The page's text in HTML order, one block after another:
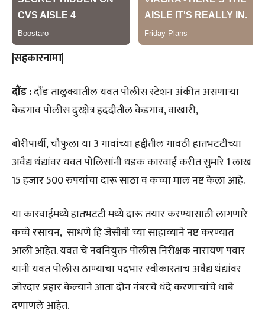
|सहकारनामा|
दौंड :दौंड तालुक्यातील यवत पोलीस स्टेशन अंकीत असणाऱ्या
केडगाव पोलीस दुरक्षेत्र हददीतील केडगाव, वाखारी,
बोरीपार्थी, चौफुला या 3 गावांच्या हद्दीतील गावठी हातभटटीच्या
अवैद्य धंद्यांवर यवत पोलिसांनी धडक कारवाई करीत सुमारे 1 लाख
15 हजार 500 रुपयांचा दारू साठा व कच्चा माल नष्ट केला आहे.
या कारवाईमध्ये हातभटटी मध्ये दारू तयार करण्यासाठी लागणारे
कच्चे रसायन, साधणे हि जेसीबी च्या साहाय्याने नष्ट करण्यात
आली आहेत. यवत चे नवनियुक्त पोलीस निरीक्षक नारायण पवार
यांनी यवत पोलीस ठाण्याचा पदभार स्वीकारताच अवैद्य धंद्यांवर
जोरदार प्रहार केल्याने आता दोन नंबरचे धंदे करणाऱ्यांचे धाबे
दणाणले आहेत.